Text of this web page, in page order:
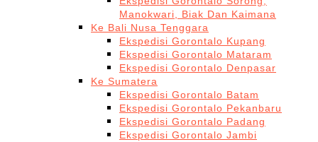
Manokwari, Biak Dan Kaimana
Ke Bali Nusa Tenggara
Ekspedisi Gorontalo Kupang
Ekspedisi Gorontalo Mataram
Ekspedisi Gorontalo Denpasar
Ke Sumatera
Ekspedisi Gorontalo Batam
Ekspedisi Gorontalo Pekanbaru
Ekspedisi Gorontalo Padang
Ekspedisi Gorontalo Jambi